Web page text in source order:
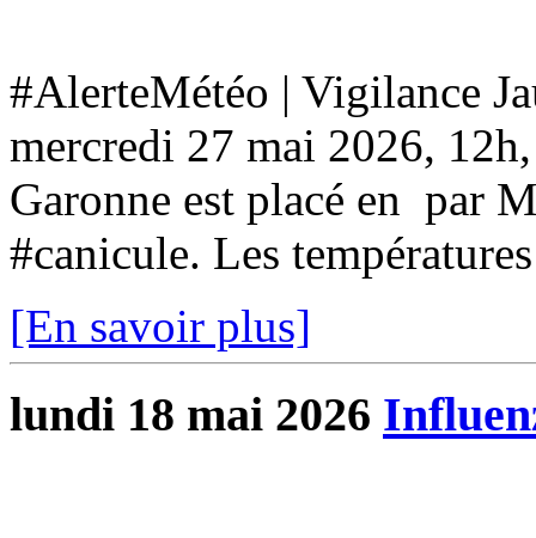
#AlerteMétéo | Vigilance
mercredi 27 mai 2026,
Garonne est placé en par
#canicule. Les
[En savoir plus]
lundi 18 mai 2026